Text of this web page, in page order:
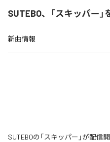
SUTEBO、「スキッパー
新曲情報
SUTEBOの「スキッパー」が配